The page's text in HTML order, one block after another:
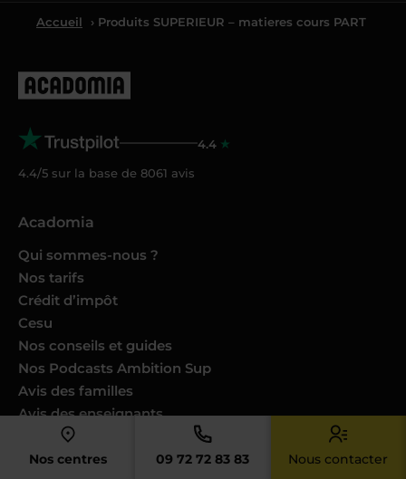
Nos centres 09 72 72 83 83 Nous contacter
Accueil › Produits SUPERIEUR – matieres cours PART
4.4
4.4/5 sur la base de 8061 avis
Acadomia
Qui sommes-nous ?
Nos tarifs
Crédit d’impôt
Cesu
Nos conseils et guides
Nos Podcasts Ambition Sup
Avis des familles
Avis des enseignants
Catalogues produits
Nos engagements